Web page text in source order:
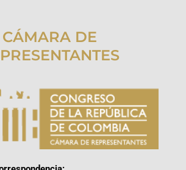
CÁMARA DE